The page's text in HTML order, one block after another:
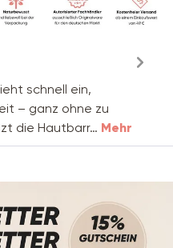
schnell ein,
– ganz ohne zu
die Hautbarr… Mehr